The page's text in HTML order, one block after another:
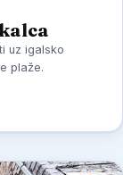
uz igalsko
plaže.